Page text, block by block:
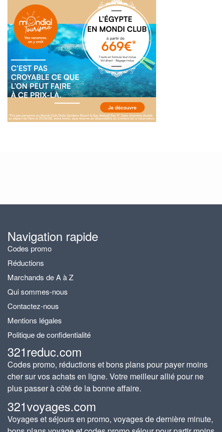
Navigation rapide
Codes promo
Réductions
Marchands de A à Z
Qui sommes-nous
Contactez-nous
Mentions légales
Politique de confidentialité
321reduc.com
Codes promo, réductions et bons plans pour payer moins
cher sur vos achats en ligne. Votre meilleur allié pour ne
plus passer à côté de la bonne affaire.
321voyages.com
Voyages et séjours en promo, voyages de dernière minute,